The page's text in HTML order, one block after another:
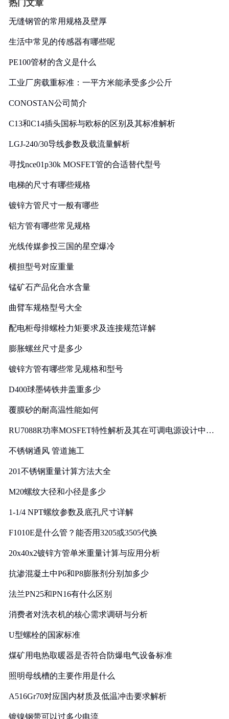
热门文章
无缝钢管的常用规格及壁厚
生活中常见的传感器有哪些呢
PE100管材的含义是什么
工业厂房载重标准：一平方米能承受多少公斤
CONOSTAN公司简介
C13和C14插头国标与欧标的区别及其标准解析
LGJ-240/30导线参数及载流量解析
寻找nce01p30k MOSFET管的合适替代型号
电梯的尺寸有哪些规格
镀锌方管尺寸一般有哪些
铝方管有哪些常见规格
光线传媒参投三国的星空爆冷
横担型号对应重量
锰矿石产品化合水含量
曲臂车规格型号大全
配电柜母排螺栓力矩要求及连接规范详解
膨胀螺丝尺寸是多少
镀锌方管有哪些常见规格和型号
D400球墨铸铁井盖重多少
覆膜砂的耐高温性能如何
RU7088R功率MOSFET特性解析及其在可调电源设计中的
不锈钢通风 管道施工
201不锈钢重量计算方法大全
M20螺纹大径和小径是多少
1-1/4 NPT螺纹参数及底孔尺寸详解
F1010E是什么管？能否用3205或3505代换
20x40x2镀锌方管单米重量计算与应用分析
抗渗混凝土中P6和P8膨胀剂分别加多少
法兰PN25和PN16有什么区别
消费者对洗衣机的核心需求调研与分析
U型螺栓的国家标准
煤矿用电热取暖器是否符合防爆电气设备标准
照明母线槽的主要作用是什么
A516Gr70对应国内材质及低温冲击要求解析
镀镍钢带可以过多少电流